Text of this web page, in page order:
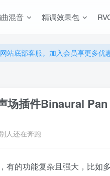
混音 精调效果包
，开通会员可解锁全站资源，无
，开通会员可解锁全站资源，无
场插件Binaural Pan
人还在奔跑
有的功能复杂且强大，比如